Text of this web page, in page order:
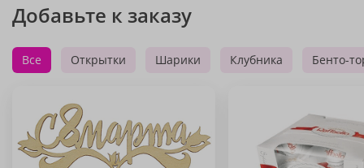
Добавьте к заказу
Все Открытки Шарики Клубника Бенто-